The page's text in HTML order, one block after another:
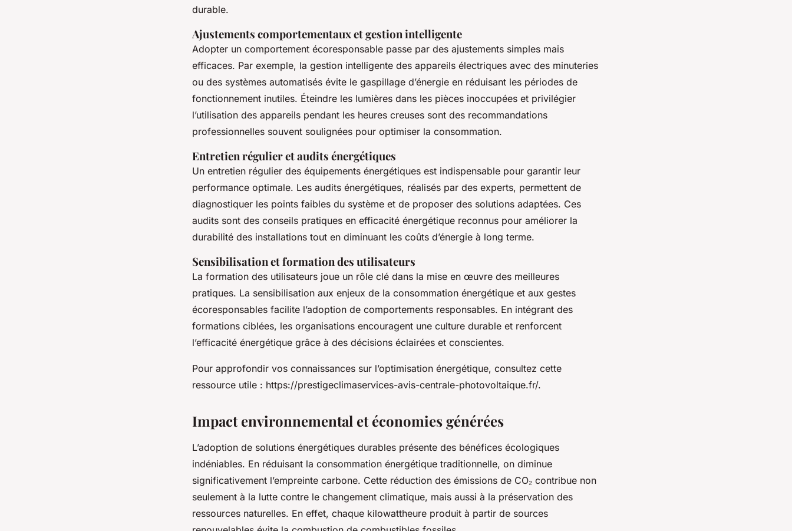
durable.
Ajustements comportementaux et gestion intelligente
Adopter un comportement écoresponsable passe par des ajustements simples mais
efficaces. Par exemple, la gestion intelligente des appareils électriques avec des minuteries
ou des systèmes automatisés évite le gaspillage d’énergie en réduisant les périodes de
fonctionnement inutiles. Éteindre les lumières dans les pièces inoccupées et privilégier
l’utilisation des appareils pendant les heures creuses sont des recommandations
professionnelles souvent soulignées pour optimiser la consommation.
Entretien régulier et audits énergétiques
Un entretien régulier des équipements énergétiques est indispensable pour garantir leur
performance optimale. Les audits énergétiques, réalisés par des experts, permettent de
diagnostiquer les points faibles du système et de proposer des solutions adaptées. Ces
audits sont des conseils pratiques en efficacité énergétique reconnus pour améliorer la
durabilité des installations tout en diminuant les coûts d’énergie à long terme.
Sensibilisation et formation des utilisateurs
La formation des utilisateurs joue un rôle clé dans la mise en œuvre des meilleures
pratiques. La sensibilisation aux enjeux de la consommation énergétique et aux gestes
écoresponsables facilite l’adoption de comportements responsables. En intégrant des
formations ciblées, les organisations encouragent une culture durable et renforcent
l’efficacité énergétique grâce à des décisions éclairées et conscientes.
Pour approfondir vos connaissances sur l’optimisation énergétique, consultez cette
ressource utile : https://prestigeclimaservices-avis-centrale-photovoltaique.fr/.
Impact environnemental et économies générées
L’adoption de solutions énergétiques durables présente des bénéfices écologiques
indéniables. En réduisant la consommation énergétique traditionnelle, on diminue
significativement l’empreinte carbone. Cette réduction des émissions de CO₂ contribue non
seulement à la lutte contre le changement climatique, mais aussi à la préservation des
ressources naturelles. En effet, chaque kilowattheure produit à partir de sources